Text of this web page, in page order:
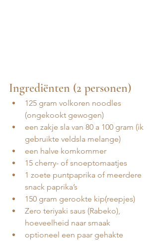
Ingrediënten (2 personen)
125 gram volkoren noodles
(ongekookt gewogen)
een zakje sla van 80 a 100 gram (ik
gebruikte veldsla melange)
een halve komkommer
15 cherry- of snoeptomaatjes
1 zoete puntpaprika of meerdere
snack paprika’s
150 gram gerookte kip(reepjes)
Zero teriyaki saus (Rabeko),
hoeveelheid naar smaak
optioneel een paar gehakte